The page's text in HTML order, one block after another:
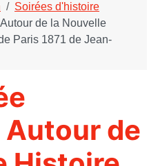
Soirées d'histoire
de la Nouvelle
Paris 1871 de Jean-
de